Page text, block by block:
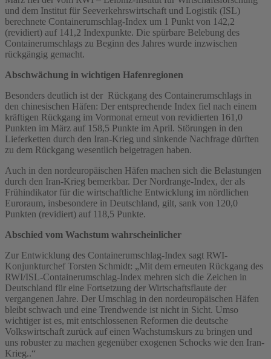
und dem Institut für Seeverkehrswirtschaft und Logistik (ISL)
berechnete Containerumschlag-Index um 1 Punkt von 142,2
(revidiert) auf 141,2 Indexpunkte. Die spürbare Belebung des
Containerumschlags zu Beginn des Jahres wurde inzwischen
rückgängig gemacht.
Abschwächung in wichtigen Hafenregionen
Besonders deutlich ist der Rückgang des Containerumschlags in
den chinesischen Häfen: Der entsprechende Index fiel nach einem
kräftigen Rückgang im Vormonat erneut von revidierten 161,0
Punkten im März auf 158,5 Punkte im April. Störungen in den
Lieferketten durch den Iran-Krieg und sinkende Nachfrage dürften
zu dem Rückgang wesentlich beigetragen haben.
Auch in den nordeuropäischen Häfen machen sich die Belastungen
durch den Iran-Krieg bemerkbar. Der Nordrange-Index, der als
Frühindikator für die wirtschaftliche Entwicklung im nördlichen
Euroraum, insbesondere in Deutschland, gilt, sank von 120,0
Punkten (revidiert) auf 118,5 Punkte.
Abschied vom Wachstum wahrscheinlicher
Zur Entwicklung des Containerumschlag-Index sagt RWI-
Konjunkturchef Torsten Schmidt: „Mit dem erneuten Rückgang des
RWI/ISL-Containerumschlag-Index mehren sich die Zeichen in
Deutschland für eine Fortsetzung der Wirtschaftsflaute der
vergangenen Jahre. Der Umschlag in den nordeuropäischen Häfen
bleibt schwach und eine Trendwende ist nicht in Sicht. Umso
wichtiger ist es, mit entschlossenen Reformen die deutsche
Volkswirtschaft zurück auf einen Wachstumskurs zu bringen und
uns robuster zu machen gegenüber exogenen Schocks wie den Iran-
Krieg..“